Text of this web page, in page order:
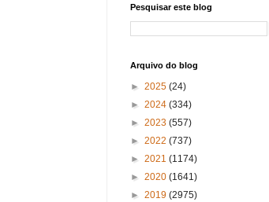
Pesquisar este blog
Arquivo do blog
► 2025 (24)
► 2024 (334)
► 2023 (557)
► 2022 (737)
► 2021 (1174)
► 2020 (1641)
► 2019 (2975)